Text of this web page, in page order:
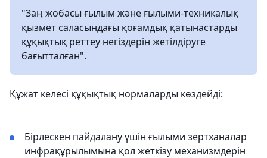
"Заң жобасы ғылым және ғылыми-техникалық
қызмет саласындағы қоғамдық қатынастарды
құқықтық реттеу негіздерін жетілдіруге
бағытталған".
Құжат келесі құқықтық нормаларды көздейді:
Бірлескен пайдалану үшін ғылыми зертханалар
инфрақұрылымына қол жеткізу механизмдерін